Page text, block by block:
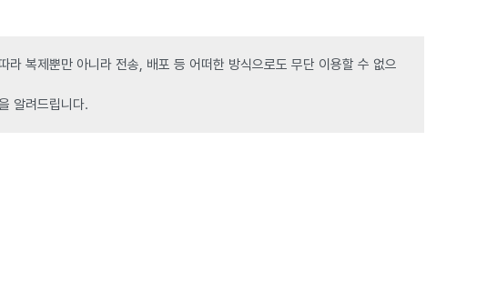
복제뿐만 아니라 전송, 배포 등 어떠한 방식으로도 무단 이용할 수 없으
알려드립니다.